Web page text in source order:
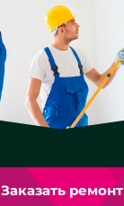
Заказать ремонт